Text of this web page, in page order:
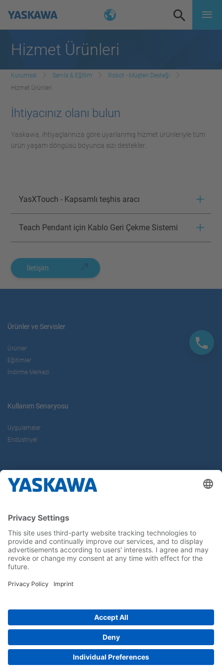
Hizmet Ürünleri
Kurumsal Servİs & Eğİtİm
Robot - Müşteri Desteği
Hizmet Ürünleri
İhtiyacınız olanı bulun
Yaskawa, ihtiyaçlarınıza göre uyarlanmış hizmet ürünleriyle tüm
ürün yaşam döngüsü boyunca sizi destekler.
YasXTouch - Kapsamlı teşhis aracı
Teach Pendant için Kablo Geri Çekme Sistemi
İletişim
Ürünler ve Servisler
Ürünler
Eğitimler
İndirme Merkezi
Kullanım Senaryosu
Uygulamalar
Endüstriyel
Kariyer
Bizi sosyal medyadan takip edin..
Anasayfa Kullanım Şartları ve Koşulları
Gizlilik Hakları
Cookie Choices Whistleblowing